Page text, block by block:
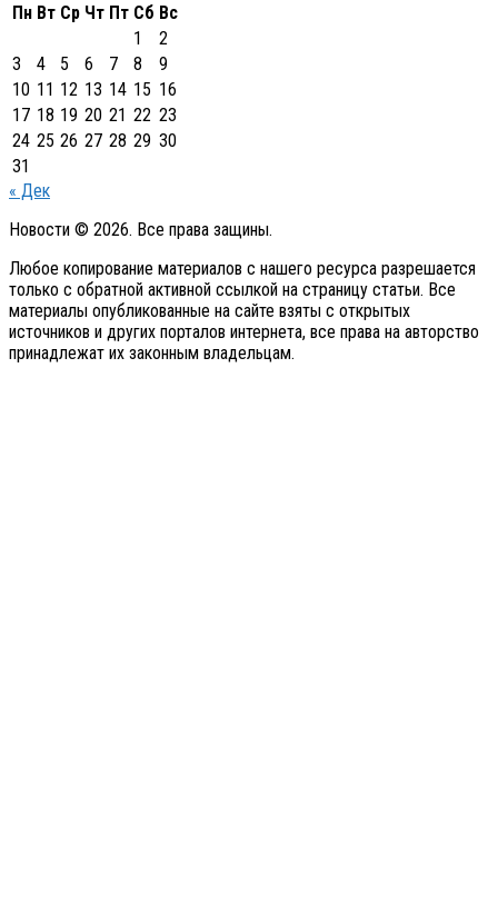
Пн Вт Ср Чт Пт Сб Вс
1
2
3
4 5 6 7 8
9
10 11 12 13 14 15 16
17 18 19 20 21 22 23
24 25 26 27 28 29 30
31
« Дек
Новости © 2026. Все права защины.
Любое копирование материалов с нашего ресурса разрешается
только с обратной активной ссылкой на страницу статьи. Все
материалы опубликованные на сайте взяты с открытых
источников и других порталов интернета, все права на авторство
принадлежат их законным владельцам.